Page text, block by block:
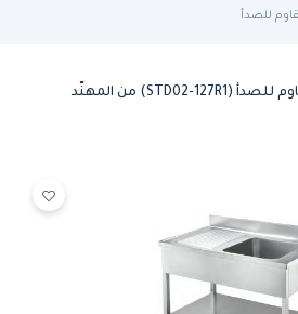
للصدأ
طاولة عمل من الفولاذ المقاوم للصدأ (STD02-127R1) من المهنّد